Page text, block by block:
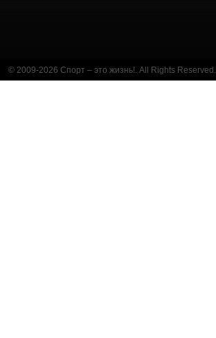
© 2009-2026 Спорт – это жизнь!. All Rights Reserved.